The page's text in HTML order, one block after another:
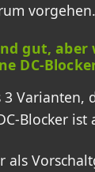
vorgehen.
gut, aber
DC-
Varianten,
Blocker ist
als